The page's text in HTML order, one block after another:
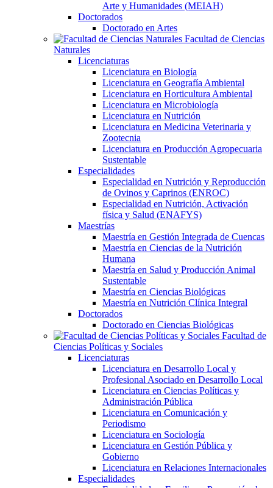
Arte y Humanidades (MEIAH)
Doctorados
Doctorado en Artes
Facultad de Ciencias
Naturales
Licenciaturas
Licenciatura en Biología
Licenciatura en Geografía Ambiental
Licenciatura en Horticultura Ambiental
Licenciatura en Microbiología
Licenciatura en Nutrición
Licenciatura en Medicina Veterinaria y
Zootecnia
Licenciatura en Producción Agropecuaria
Sustentable
Especialidades
Especialidad en Nutrición y Reproducción
de Ovinos y Caprinos (ENROC)
Especialidad en Nutrición, Activación
física y Salud (ENAFYS)
Maestrías
Maestría en Gestión Integrada de Cuencas
Maestría en Ciencias de la Nutrición
Humana
Maestría en Salud y Producción Animal
Sustentable
Maestría en Ciencias Biológicas
Maestría en Nutrición Clínica Integral
Doctorados
Doctorado en Ciencias Biológicas
Facultad de
Ciencias Políticas y Sociales
Licenciaturas
Licenciatura en Desarrollo Local y
Profesional Asociado en Desarrollo Local
Licenciatura en Ciencias Políticas y
Administración Pública
Licenciatura en Comunicación y
Periodismo
Licenciatura en Sociología
Licenciatura en Gestión Pública y
Gobierno
Licenciatura en Relaciones Internacionales
Especialidades